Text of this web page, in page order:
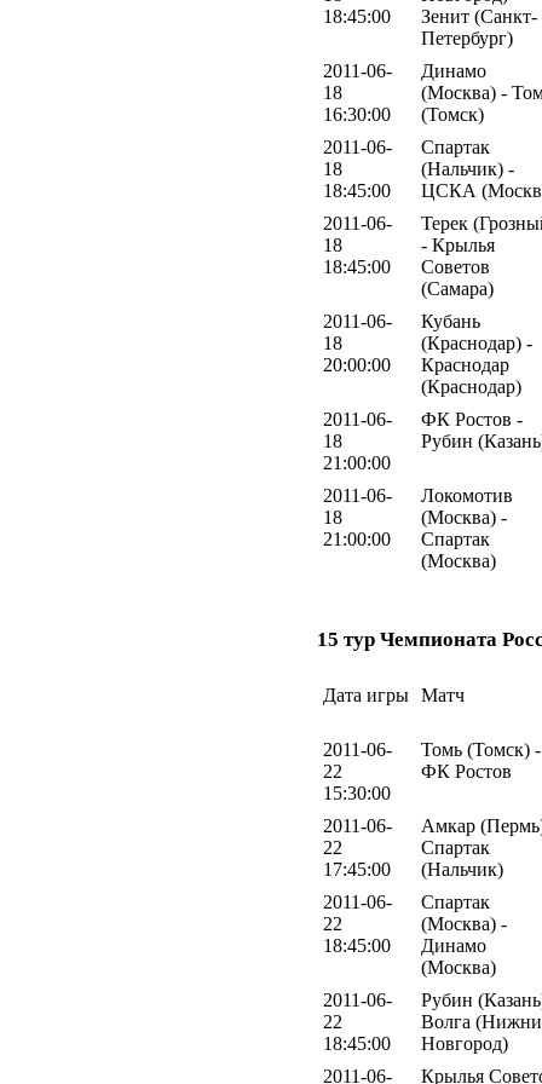
18:45:00
Зенит (Санкт-
Петербург)
2011-06-
18
16:30:00
Динамо
(Москва) -
(Томск)
2011-06-
18
18:45:00
Спартак
(Нальчик) -
ЦСКА
2011-06-
18
18:45:00
Терек
- Крылья
Советов
(Самара)
2011-06-
18
20:00:00
Кубань
(Краснодар) -
Краснодар
(Краснодар)
2011-06-
18
21:00:00
ФК Ростов -
Рубин
2011-06-
18
21:00:00
Локомотив
(Москва) -
Спартак
(Москва)
15 тур Чемпионата
Дата игры Матч
2011-06-
22
15:30:00
Томь (Томск) -
ФК Ростов
2011-06-
22
17:45:00
Амкар
Спартак
(Нальчик)
2011-06-
22
18:45:00
Спартак
(Москва) -
Динамо
(Москва)
2011-06-
22
18:45:00
Рубин
Волга
Новгород)
2011-06-
Крылья